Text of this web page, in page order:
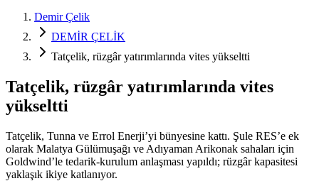
Demir Çelik
DEMİR ÇELİK
Tatçelik, rüzgâr yatırımlarında vites yükseltti
Tatçelik, rüzgâr yatırımlarında vites
yükseltti
Tatçelik, Tunna ve Errol Enerji’yi bünyesine kattı. Şule RES’e ek
olarak Malatya Gülümuşağı ve Adıyaman Arikonak sahaları için
Goldwind’le tedarik-kurulum anlaşması yapıldı; rüzgâr kapasitesi
yaklaşık ikiye katlanıyor.